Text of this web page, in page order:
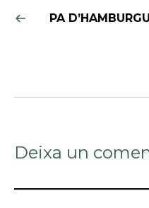
PA
Deixa un